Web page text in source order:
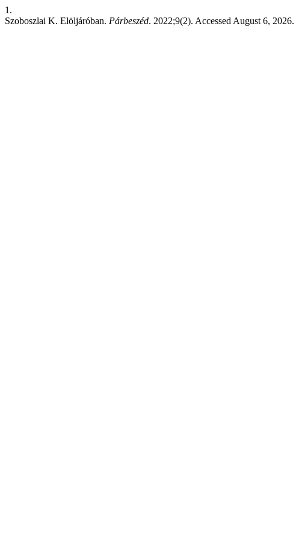
1.
Szoboszlai K. Elöljáróban. Párbeszéd. 2022;9(2). Accessed August 6, 2026.